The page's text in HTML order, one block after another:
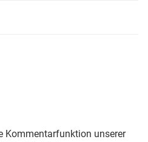
Kommentarfunktion unserer